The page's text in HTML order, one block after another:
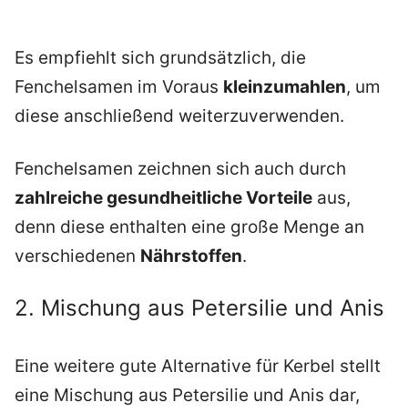
Es empfiehlt sich grundsätzlich, die
Fenchelsamen im Voraus kleinzumahlen, um
diese anschließend weiterzuverwenden.
Fenchelsamen zeichnen sich auch durch
zahlreiche gesundheitliche Vorteile aus,
denn diese enthalten eine große Menge an
verschiedenen Nährstoffen.
2. Mischung aus Petersilie und Anis
Eine weitere gute Alternative für Kerbel stellt
eine Mischung aus Petersilie und Anis dar,